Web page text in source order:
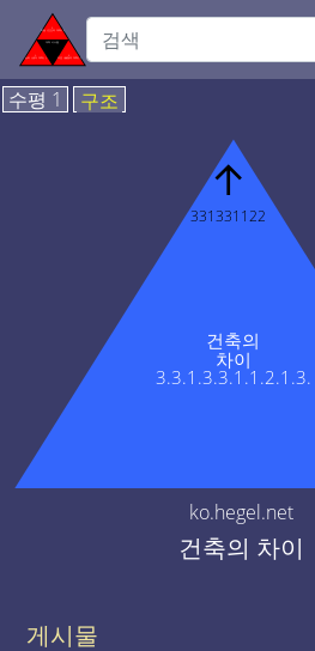
수평 1 구조
건축의
차이
3.3.1.3.3.1.1.2.1.3.
↑
331331122
ko.hegel.net
건축의 차이
게시물